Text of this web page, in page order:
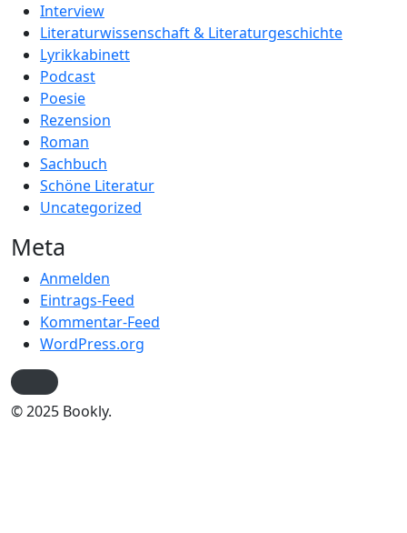
Interview
Literaturwissenschaft & Literaturgeschichte
Lyrikkabinett
Podcast
Poesie
Rezension
Roman
Sachbuch
Schöne Literatur
Uncategorized
Meta
Anmelden
Eintrags-Feed
Kommentar-Feed
WordPress.org
© 2025 Bookly.